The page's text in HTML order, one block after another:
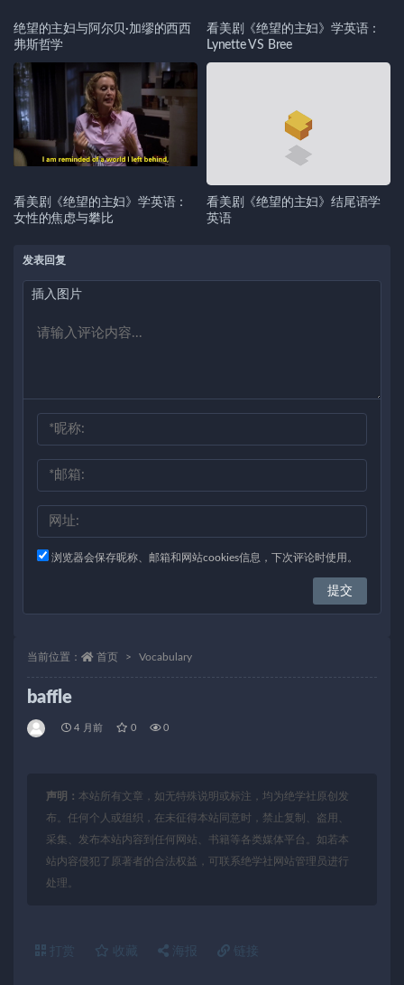
绝望的主妇与阿尔贝·加缪的西西
弗斯哲学
看美剧《绝望的主妇》学英语：
Lynette VS Bree
看美剧《绝望的主妇》学英语：
女性的焦虑与攀比
看美剧《绝望的主妇》结尾语学
英语
发表回复
插入图片
浏览器会保存昵称、邮箱和网站cookies信息，下次评论时使用。
当前位置： 首页 Vocabulary
baffle
4 月前 0 0
声明： 本站所有文章，如无特殊说明或标注，均为绝学社原创发
布。任何个人或组织，在未征得本站同意时，禁止复制、盗用、
采集、发布本站内容到任何网站、书籍等各类媒体平台。如若本
站内容侵犯了原著者的合法权益，可联系绝学社网站管理员进行
处理。
打赏 收藏 海报 链接